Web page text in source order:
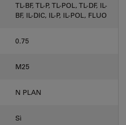
TL-BF, TL-P, TL-POL, TL-DF, IL-
BF, IL-DIC, IL-P, IL-POL, FLUO
0.75
M25
N PLAN
Sì